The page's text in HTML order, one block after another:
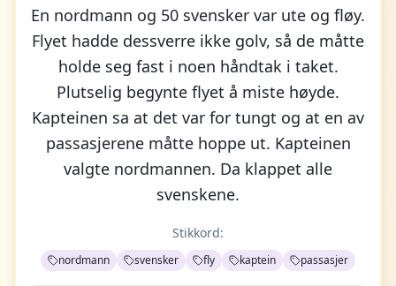
En nordmann og 50 svensker var ute og fløy.
Flyet hadde dessverre ikke golv, så de måtte
holde seg fast i noen håndtak i taket.
Plutselig begynte flyet å miste høyde.
Kapteinen sa at det var for tungt og at en av
passasjerene måtte hoppe ut. Kapteinen
valgte nordmannen. Da klappet alle
svenskene.
Stikkord:
nordmann svensker fly kaptein passasjer